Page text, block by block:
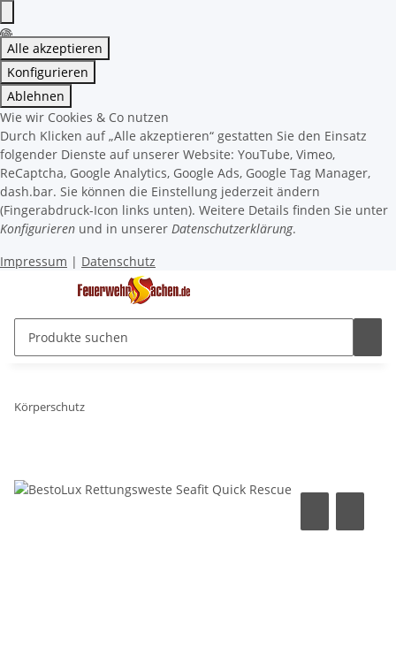
Alle akzeptieren
Konfigurieren
Ablehnen
Wie wir Cookies & Co nutzen
Durch Klicken auf „Alle akzeptieren“ gestatten Sie den Einsatz
folgender Dienste auf unserer Website: YouTube, Vimeo,
ReCaptcha, Google Analytics, Google Ads, Google Tag Manager,
dash.bar. Sie können die Einstellung jederzeit ändern
(Fingerabdruck-Icon links unten). Weitere Details finden Sie unter
Konfigurieren und in unserer Datenschutzerklärung.
Impressum | Datenschutz
Körperschutz